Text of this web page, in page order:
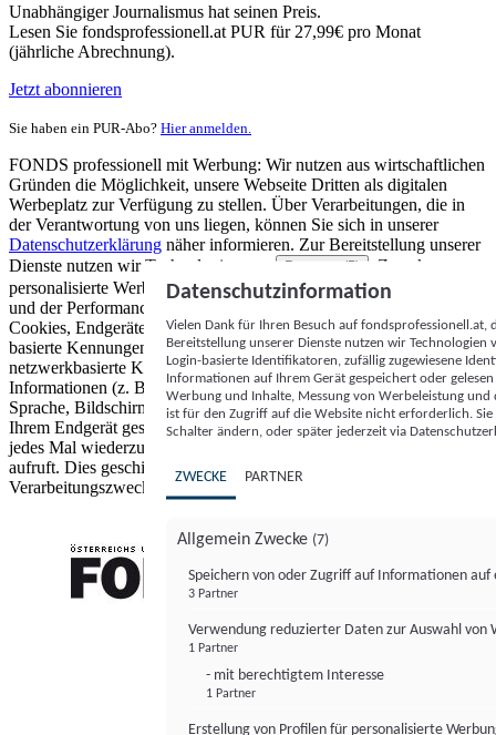
Unabhängiger Journalismus hat seinen Preis.
Lesen Sie fondsprofessionell.at PUR für 27,99€ pro Monat
(jährliche Abrechnung).
Jetzt abonnieren
Sie haben ein PUR-Abo? Hier anmelden.
FONDS professionell mit Werbung: Wir nutzen aus wirtschaftlichen
Gründen die Möglichkeit, unsere Webseite Dritten als digitalen
Werbeplatz zur Verfügung zu stellen. Über Verarbeitungen, die in
der Verantwortung von uns liegen, können Sie sich in unserer
Datenschutzerklärung näher informieren. Zur Bereitstellung unserer
Dienste nutzen wir Technologien von
Partnern (5)
. Zwecke:
personalisierte Werbung und Inhalte, Messung von Werbeleistung
und der Performance von Inhalten sowie Zielgruppenforschung.
Cookies, Endgeräte- oder ähnliche Online-Kennungen (z. B. login-
basierte Kennungen, zufällig generierte Kennungen,
netzwerkbasierte Kennungen) können zusammen mit anderen
Informationen (z. B. Browsertyp und Browserinformationen,
Sprache, Bildschirmgröße, unterstützte Technologien usw.) auf
Ihrem Endgerät gespeichert oder von dort ausgelesen werden, um es
jedes Mal wiederzuerkennen, wenn es eine App oder einer Webseite
aufruft. Dies geschieht für einen oder mehrere der hier aufgeführten
Verarbeitungszwecke.
Datenschutzinformation
Vielen Dank für Ihren Besuch auf
Bereitstellung unserer Dienste nutzen wir Technologien
Login-basierte Identifikatoren, zufällig zugewiesene
Informationen auf Ihrem Gerät gespeichert oder
Werbung und Inhalte, Messung von Werbeleistung
ist für den Zugriff auf die Website nicht erforderlich.
Schalter ändern, oder später jederzeit via
ZWECKE PARTNER
Allgemein Zwecke (7)
Speichern von oder Zugriff auf Informationen auf
3 Partner
Verwendung reduzierter Daten zur Auswahl von
1 Partner
- mit berechtigtem Interesse
1 Partner
Erstellung von Profilen für personalisierte
FONDS professionell